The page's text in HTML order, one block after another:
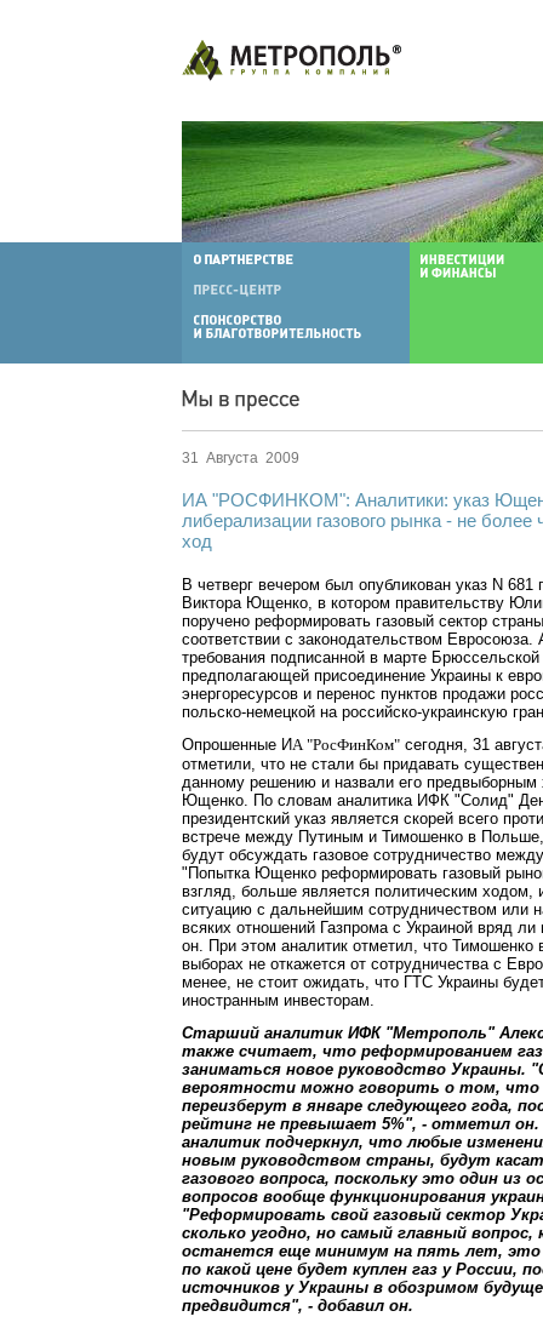
31 Августа 2009
ИА "РОСФИНКОМ": Аналитики: указ
либерализации газового рынка - не
ход
В четверг вечером был опубликован указ N 681
Виктора Ющенко, в котором правительству
поручено реформировать газовый сектор
соответствии с законодательством
требования подписанной в марте
предполагающей присоединение Украины к
энергоресурсов и перенос пунктов продажи
польско-немецкой на российско-украинскую
Опрошенные ИА "РосФинКом" сегодня, 31
отметили, что не стали бы придавать
данному решению и назвали его предвыборным
Ющенко. По словам аналитика ИФК "Солид"
президентский указ является скорей всего
встрече между Путиным и Тимошенко в Польше,
будут обсуждать газовое сотрудничество
"Попытка Ющенко реформировать газовый
взгляд, больше является политическим ходом,
ситуацию с дальнейшим сотрудничеством или
всяких отношений Газпрома с Украиной вряд
он. При этом аналитик отметил, что Тимошенко
выборах не откажется от сотрудничества с
менее, не стоит ожидать, что ГТС Украины
иностранным инвесторам.
Старший аналитик ИФК "Метрополь"
также считает, что реформированием
заниматься новое руководство Украины.
вероятности можно говорить о том,
переизберут в январе следующего года,
рейтинг не превышает 5%", - отметил
аналитик подчеркнул, что любые
новым руководством страны, будут
газового вопроса, поскольку это один из
вопросов вообще функционирования
"Реформировать свой газовый сектор
сколько угодно, но самый главный
останется еще минимум на пять лет, это
по какой цене будет куплен газ у России,
источников у Украины в обозримом
предвидится", - добавил он.